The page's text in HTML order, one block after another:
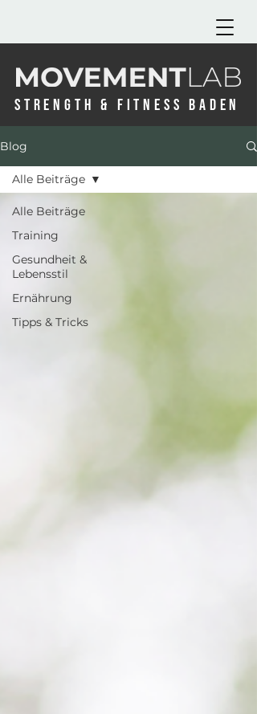
STRENGTH & FITNESS BADEN
Blog
Alle Beiträge
Training
Gesundheit &
Lebensstil
Ernährung
Tipps & Tricks
Alle Beiträge